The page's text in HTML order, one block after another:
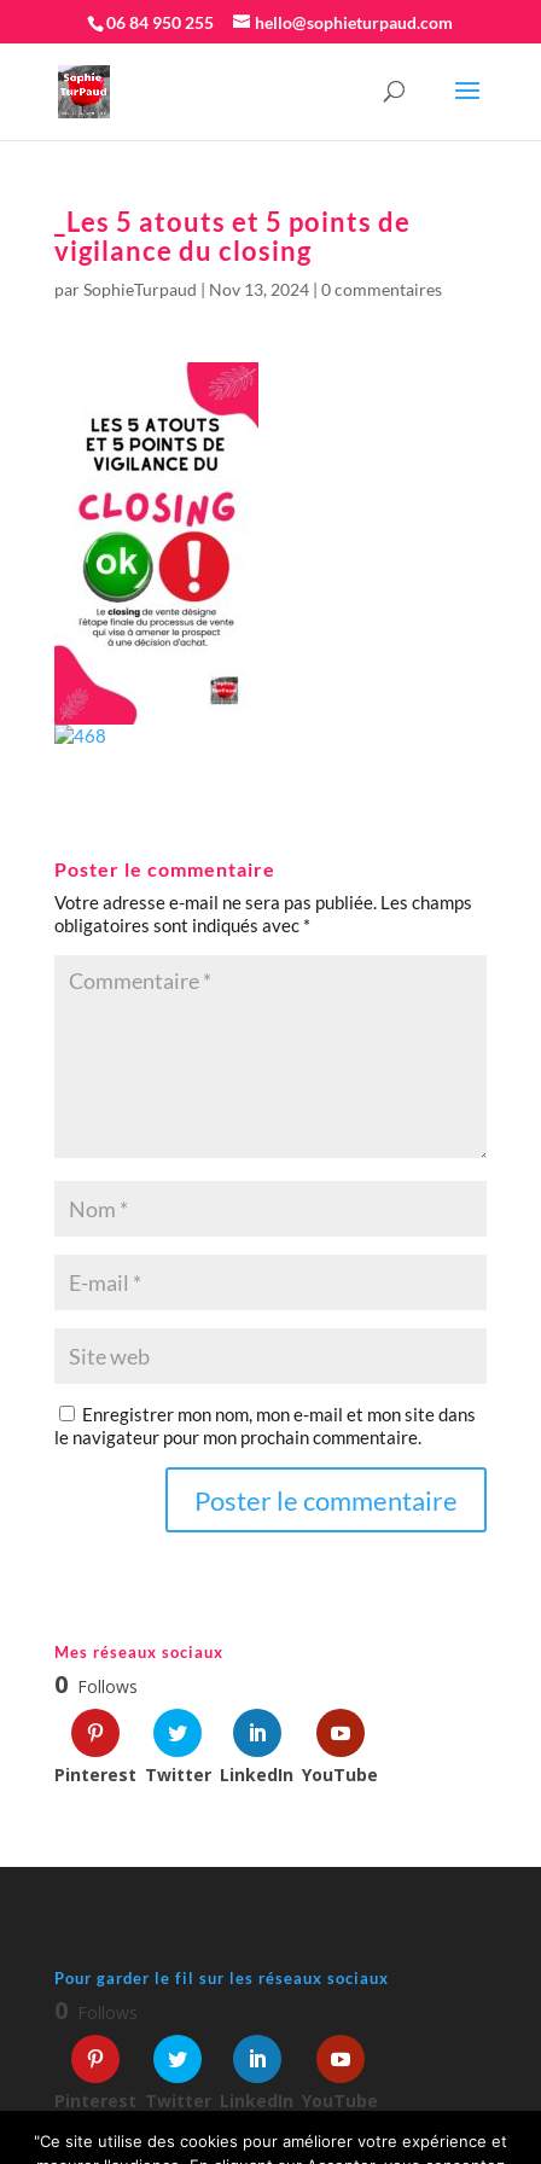
06 84 950 255 hello@sophieturpaud.com
_Les 5 atouts et 5 points de
vigilance du closing
parSophieTurpaud | Nov 13, 2024| 0 commentaires
Poster le commentaire
Votre adresse e-mail ne sera pas publiée. Les champs
obligatoires sont indiqués avec *
Enregistrer mon nom, mon e-mail et mon site dans
le navigateur pour mon prochain commentaire.
Mes réseaux sociaux
0 Follows
Pinterest Twitter LinkedIn YouTube
Pour garder le fil sur les réseaux sociaux
0 Follows
Pinterest Twitter LinkedIn YouTube
"Ce site utilise des cookies pour améliorer votre expérience et